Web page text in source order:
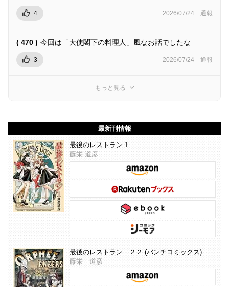
4 2026/07/24 通報
( 470 ) 今回は「大使閣下の料理人」風なお話でしたな
3 2026/07/24 通報
もっと見る
最新刊情報
最後のレストラン 1
藤栄 道彦
最後のレストラン ２２ (バンチコミックス)
藤栄 道彦